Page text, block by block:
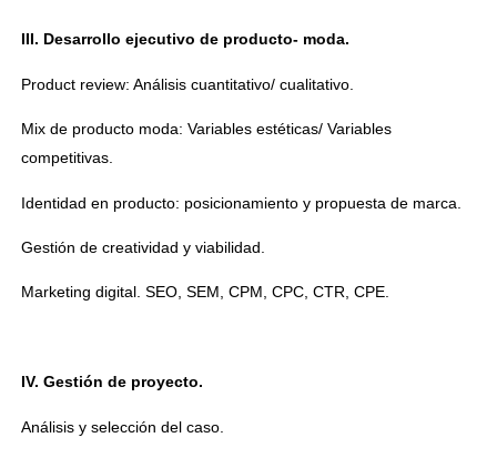
III. Desarrollo ejecutivo de producto- moda.
Product review: Análisis cuantitativo/ cualitativo.
Mix de producto moda: Variables estéticas/ Variables
competitivas.
Identidad en producto: posicionamiento y propuesta de marca.
Gestión de creatividad y viabilidad.
Marketing digital. SEO, SEM, CPM, CPC, CTR, CPE.
IV. Gestión de proyecto.
Análisis y selección del caso.